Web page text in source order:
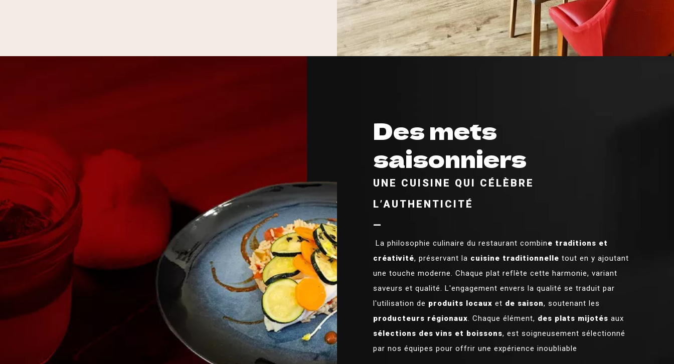
Des mets
saisonniers
UNE CUISINE QUI CÉLÈBRE
L’AUTHENTICITÉ
—
La philosophie culinaire du restaurant combine traditions et
créativité, préservant la cuisine traditionnelle tout en y ajoutant
une touche moderne. Chaque plat reflète cette harmonie, variant
saveurs et qualité. L'engagement envers la qualité se traduit par
l'utilisation de produits locaux et de saison, soutenant les
producteurs régionaux. Chaque élément, des plats mijotés aux
sélections des vins et boissons, est soigneusement sélectionné
par nos équipes pour offrir une expérience inoubliable